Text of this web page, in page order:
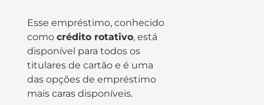
Esse empréstimo, conhecido
como crédito rotativo, está
disponível para todos os
titulares de cartão e é uma
das opções de empréstimo
mais caras disponíveis.